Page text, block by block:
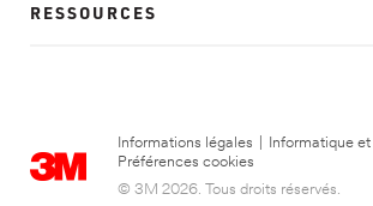
RESSOURCES
Informations légales Informatique
Préférences cookies
© 3M 2026. Tous droits réservés.